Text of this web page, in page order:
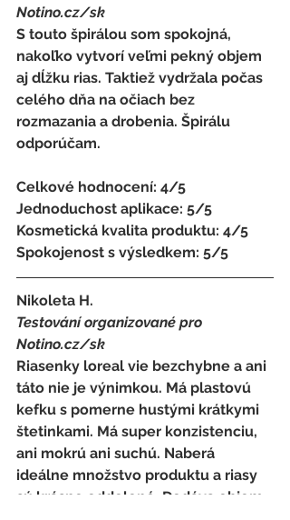
Notino.cz/sk
S touto špirálou som spokojná,
nakoľko vytvorí veľmi pekný objem
aj dĺžku rias. Taktiež vydržala počas
celého dňa na očiach bez
rozmazania a drobenia. Špirálu
odporúčam.
Celkové hodnocení: 4/5
Jednoduchost aplikace: 5/5
Kosmetická kvalita produktu: 4/5
Spokojenost s výsledkem: 5/5
Nikoleta H.
Testování organizované pro
Notino.cz/sk
Riasenky loreal vie bezchybne a ani
táto nie je výnimkou. Má plastovú
kefku s pomerne hustými krátkymi
štetinkami. Má super konzistenciu,
ani mokrú ani suchú. Naberá
ideálne množstvo produktu a riasy
sú krásne oddelené. Dodáva objem